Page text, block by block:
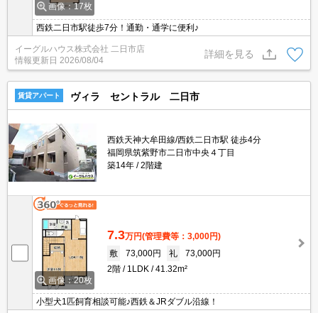
画像：17枚
西鉄二日市駅徒歩7分！通勤・通学に便利♪
イーグルハウス株式会社 二日市店
情報更新日 2026/08/04
詳細を見る
賃貸アパート ヴィラ セントラル 二日市
西鉄天神大牟田線/西鉄二日市駅 徒歩4分
福岡県筑紫野市二日市中央４丁目
築14年
2階建
画像：20枚
7.3万円(管理費等：3,000円)
敷
73,000円 礼
73,000円
2階
1LDK 41.32m²
小型犬1匹飼育相談可能♪西鉄＆JRダブル沿線！